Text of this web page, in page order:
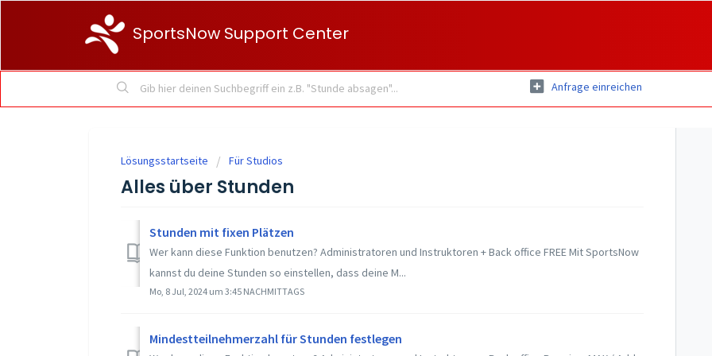
SportsNow Support Center
Anfrage einreichen
Lösungsstartseite Für Studios
Alles über Stunden
Stunden mit fixen Plätzen
Wer kann diese Funktion benutzen? Administratoren und Instruktoren + Back office FREE Mit SportsNow
kannst du deine Stunden so einstellen, dass deine M...
Mo, 8 Jul, 2024 um 3:45 NACHMITTAGS
Mindestteilnehmerzahl für Stunden festlegen